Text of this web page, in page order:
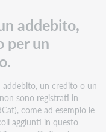
addebito,
per un
addebito, un credito o un
sono registrati in
come ad esempio le
aggiunti in questo